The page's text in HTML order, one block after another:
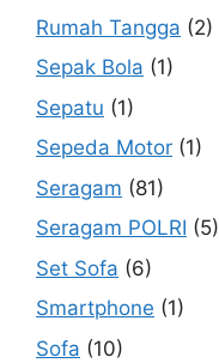
Rumah Tangga (2)
Sepak Bola (1)
Sepatu (1)
Sepeda Motor (1)
Seragam (81)
Seragam POLRI (5)
Set Sofa (6)
Smartphone (1)
Sofa (10)